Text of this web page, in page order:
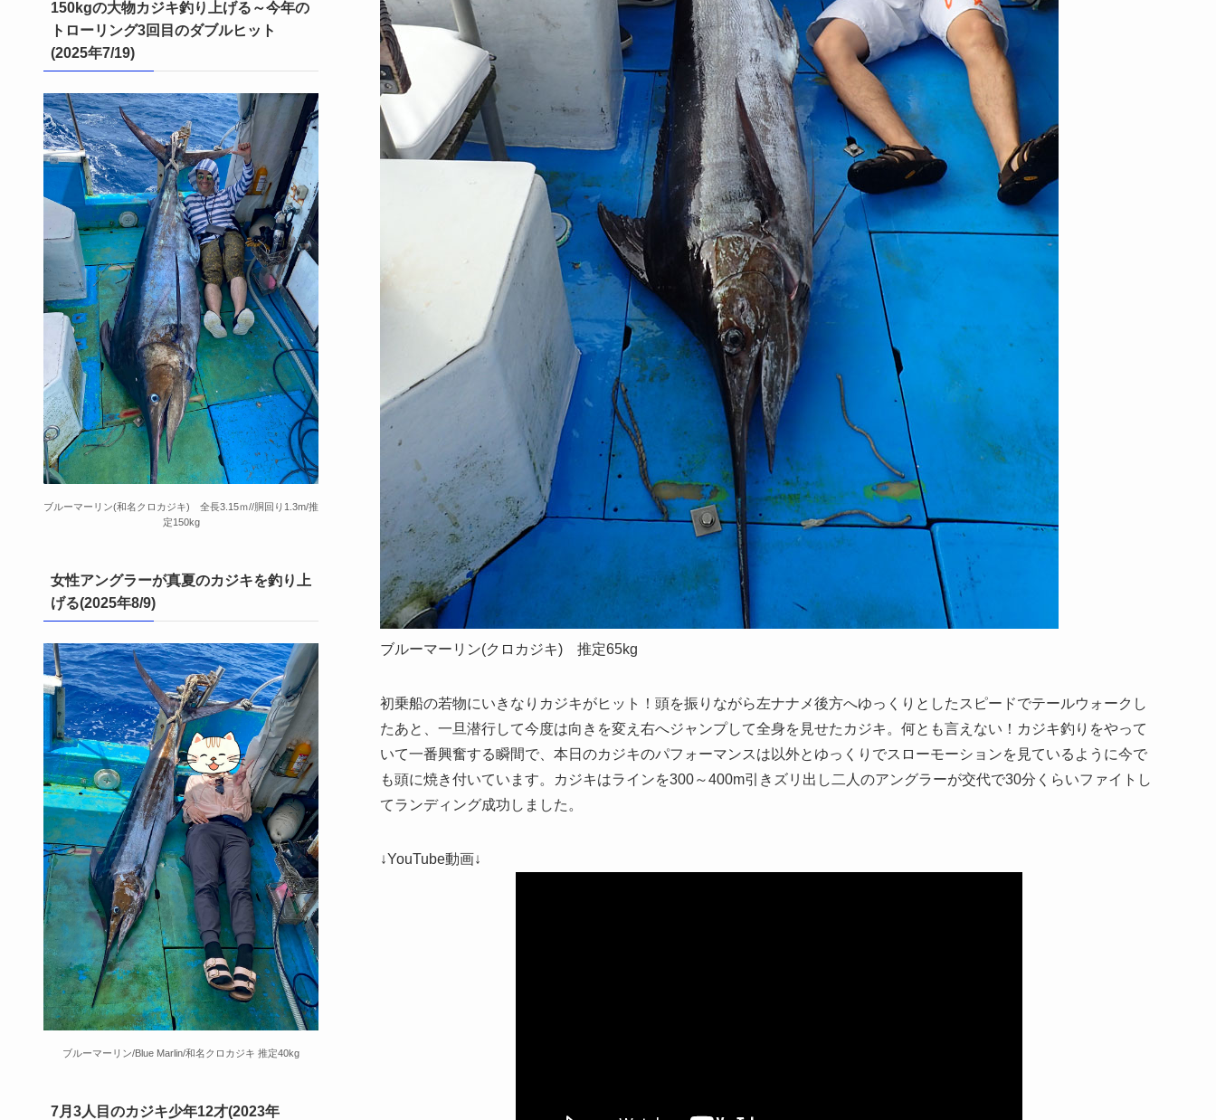
ブルーマーリン(クロカジキ) 推定65kg
初乗船の若物にいきなりカジキがヒット！頭を振りながら左ナナメ後方へゆっくりとしたスピードでテールウォークし
たあと、一旦潜行して今度は向きを変え右へジャンプして全身を見せたカジキ。何とも言えない！カジキ釣りをやって
いて一番興奮する瞬間で、本日のカジキのパフォーマンスは以外とゆっくりでスローモーションを見ているように今で
も頭に焼き付いています。カジキはラインを300～400m引きズリ出し二人のアングラーが交代で30分くらいファイトし
てランディング成功しました。
↓YouTube動画↓
150kgの大物カジキ釣り上げる～今年の
トローリング3回目のダブルヒット
(2025年7/19)
ブルーマーリン(和名クロカジキ) 全長3.15ｍ//胴回り1.3m/推
定150kg
女性アングラーが真夏のカジキを釣り上
げる(2025年8/9)
ブルーマーリン/Blue Marlin/和名クロカジキ 推定40kg
7月3人目のカジキ少年12才(2023年